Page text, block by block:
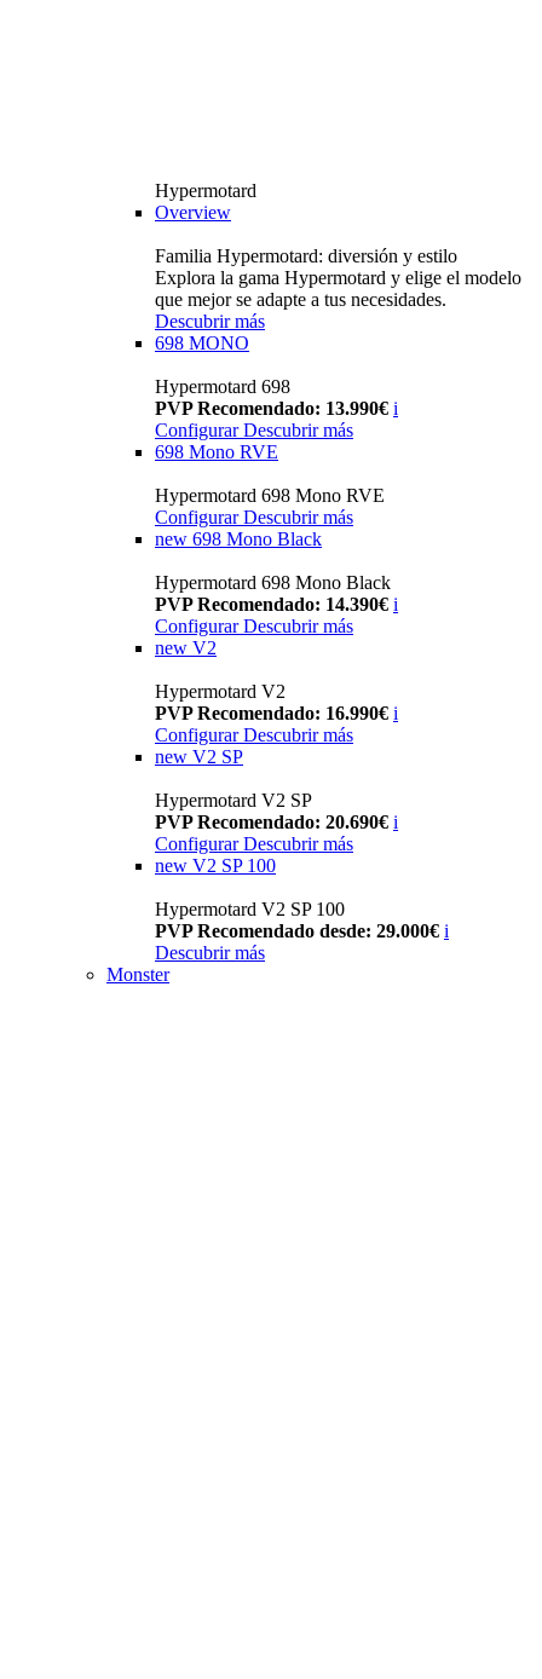
Hypermotard
Overview
Familia Hypermotard: diversión y estilo
Explora la gama Hypermotard y elige el modelo
que mejor se adapte a tus necesidades.
Descubrir más
698 MONO
Hypermotard 698
PVP Recomendado: 13.990€ i
ConfigurarDescubrir más
698 Mono RVE
Hypermotard 698 Mono RVE
Configurar Descubrir más
new 698 Mono Black
Hypermotard 698 Mono Black
PVP Recomendado: 14.390€ i
Configurar Descubrir más
new V2
Hypermotard V2
PVP Recomendado: 16.990€ i
Configurar Descubrir más
new V2 SP
Hypermotard V2 SP
PVP Recomendado: 20.690€ i
Configurar Descubrir más
new V2 SP 100
Hypermotard V2 SP 100
PVP Recomendado desde: 29.000€ i
Descubrir más
Monster